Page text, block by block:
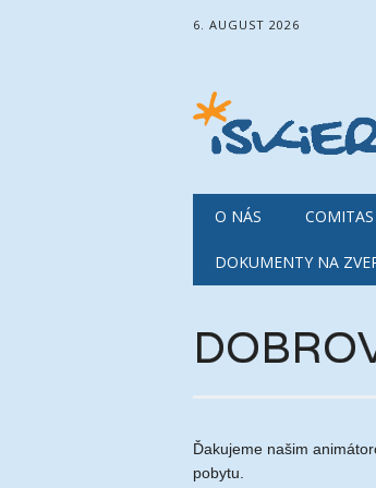
6. AUGUST 2026
Main menu
O NÁS COMITAS
DOKUMENTY NA
Ďakujeme našim
pobytu.